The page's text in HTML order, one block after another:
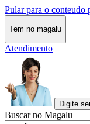
Pular para o conteudo
Tem no magalu
Atendimento
Digite
Buscar no Magalu